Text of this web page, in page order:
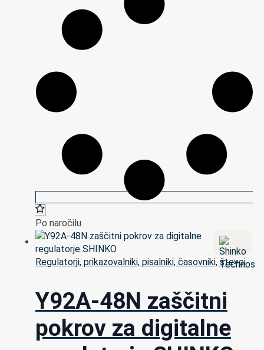
Po naročilu
Regulatorji, prikazovalniki, pisalniki, časovniki, števci
Y92A-48N zaščitni
pokrov za digitalne